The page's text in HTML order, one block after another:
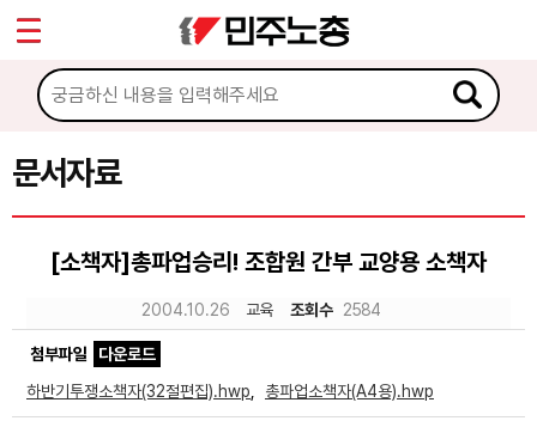
문서자료
[소책자]총파업승리! 조합원 간부 교양용 소책자
2004.10.26 교육 조회수 2584
첨부파일
다운로드
하반기투쟁소책자(32절편집).hwp
총파업소책자(A4용).hwp
마이페이지
소개
소식
문서자료
Sketchbook5, 스케치북5
Sketchbook5, 스케치북5